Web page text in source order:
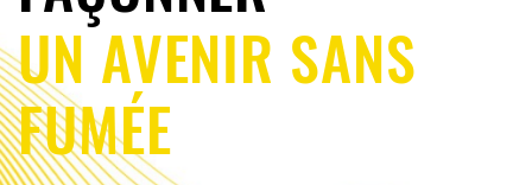
UN AVENIR SANS
FUMÉE